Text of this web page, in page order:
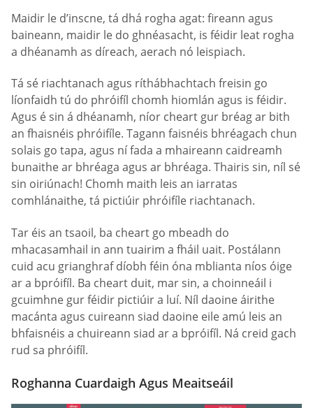
Maidir le d’inscne, tá dhá rogha agat: fireann agus
baineann, maidir le do ghnéasacht, is féidir leat rogha
a dhéanamh as díreach, aerach nó leispiach.
Tá sé riachtanach agus ríthábhachtach freisin go
líonfaidh tú do phróifíl chomh hiomlán agus is féidir.
Agus é sin á dhéanamh, níor cheart gur bréag ar bith
an fhaisnéis phróifíle. Tagann faisnéis bhréagach chun
solais go tapa, agus ní fada a mhaireann caidreamh
bunaithe ar bhréaga agus ar bhréaga. Thairis sin, níl sé
sin oiriúnach! Chomh maith leis an iarratas
comhlánaithe, tá pictiúir phróifíle riachtanach.
Tar éis an tsaoil, ba cheart go mbeadh do
mhacasamhail in ann tuairim a fháil uait. Postálann
cuid acu grianghraf díobh féin óna mblianta níos óige
ar a bpróifíl. Ba cheart duit, mar sin, a choinneáil i
gcuimhne gur féidir pictiúir a luí. Níl daoine áirithe
macánta agus cuireann siad daoine eile amú leis an
bhfaisnéis a chuireann siad ar a bpróifíl. Ná creid gach
rud sa phróifíl.
Roghanna Cuardaigh Agus Meaitseáil